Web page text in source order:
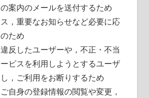
案内のメールを送付するため
，重要なお知らせなど必要に応
ため
反したユーザーや，不正・不当
ビスを利用しようとするユーザ
，ご利用をお断りするため
自身の登録情報の閲覧や変更，